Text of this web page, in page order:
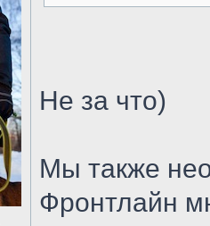
Не за что)
Мы также
Фронтлайн